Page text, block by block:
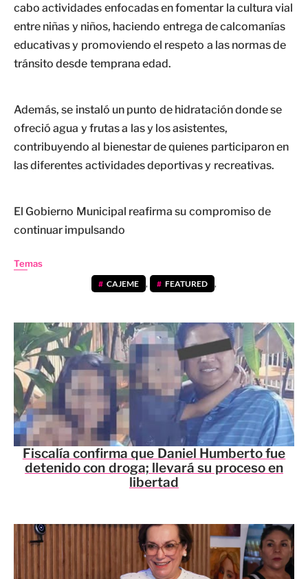
cabo actividades enfocadas en fomentar la cultura vial
entre niñas y niños, haciendo entrega de calcomanías
educativas y promoviendo el respeto a las normas de
tránsito desde temprana edad.
Además, se instaló un punto de hidratación donde se
ofreció agua y frutas a las y los asistentes,
contribuyendo al bienestar de quienes participaron en
las diferentes actividades deportivas y recreativas.
El Gobierno Municipal reafirma su compromiso de
continuar impulsando
Temas
CAJEME , FEATURED ,
Fiscalía confirma que Daniel Humberto fue
detenido con droga; llevará su proceso en
libertad